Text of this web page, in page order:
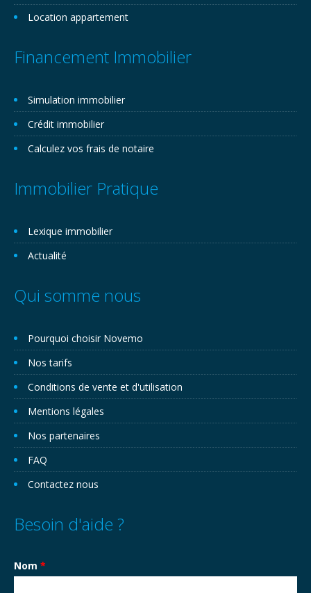
Location appartement
Financement Immobilier
Simulation immobilier
Crédit immobilier
Calculez vos frais de notaire
Immobilier Pratique
Lexique immobilier
Actualité
Qui somme nous
Pourquoi choisir Novemo
Nos tarifs
Conditions de vente et d'utilisation
Mentions légales
Nos partenaires
FAQ
Contactez nous
Besoin d'aide ?
Nom *